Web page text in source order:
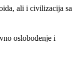
ali i civilizacija sa
oslobođenje i